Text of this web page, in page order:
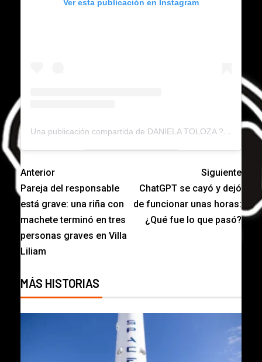
Ver esta publicación en Instagram
Una publicación compartida de DANIELA TOLOZA ???? (@danitolozarocha)
Anterior
Pareja del responsable
está grave: una riña con
machete terminó en tres
personas graves en Villa
Liliam
Siguiente
ChatGPT se cayó y dejó
de funcionar unas horas:
¿Qué fue lo que pasó?
MÁS HISTORIAS